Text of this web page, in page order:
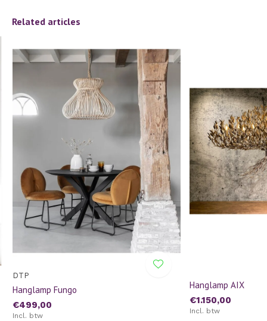
Related articles
DTP
Hanglamp Fungo
€499,00
Incl. btw
Hanglamp AIX
€1.150,00
Incl. btw